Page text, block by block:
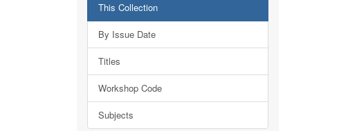
This Collection
By Issue Date
Titles
Workshop Code
Subjects